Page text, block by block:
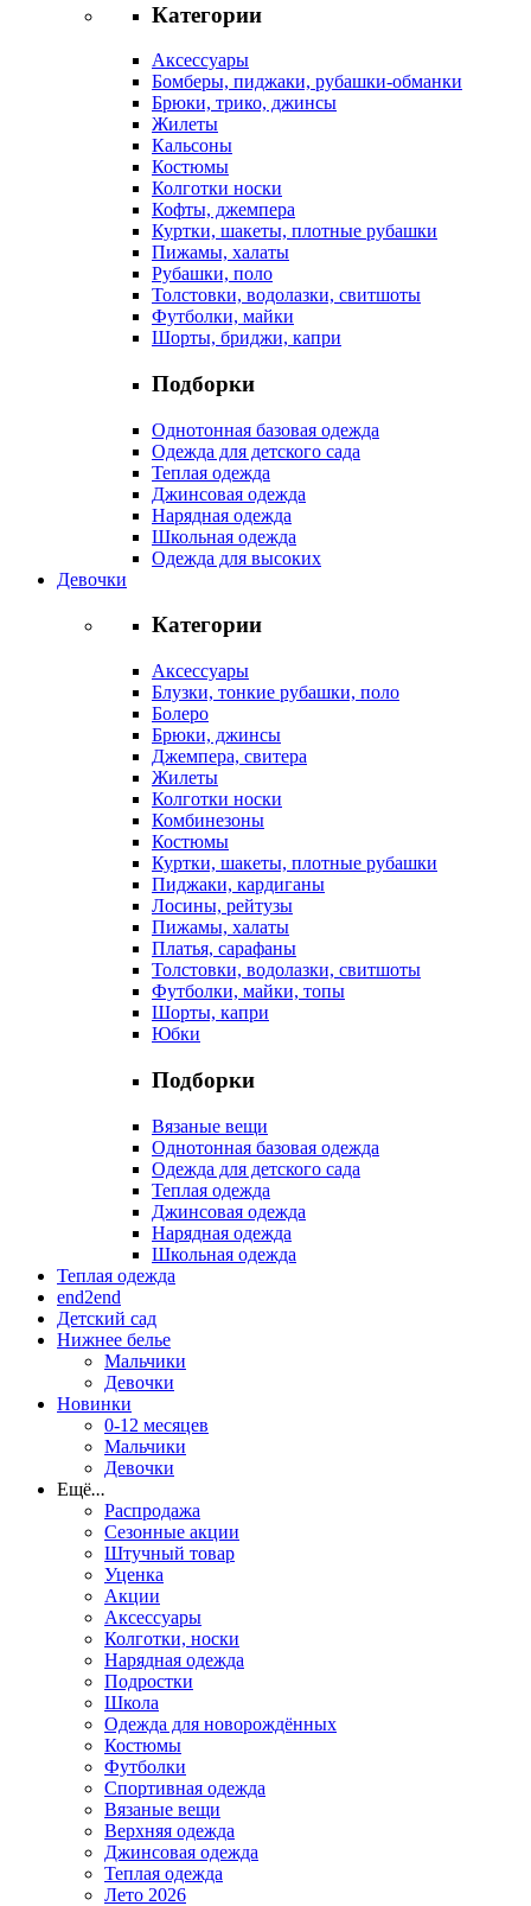
Категории
Аксессуары
Бомберы, пиджаки, рубашки-обманки
Брюки, трико, джинсы
Жилеты
Кальсоны
Костюмы
Колготки носки
Кофты, джемпера
Куртки, шакеты, плотные рубашки
Пижамы, халаты
Рубашки, поло
Толстовки, водолазки, свитшоты
Футболки, майки
Шорты, бриджи, капри
Подборки
Однотонная базовая одежда
Одежда для детского сада
Теплая одежда
Джинсовая одежда
Нарядная одежда
Школьная одежда
Одежда для высоких
Девочки
Категории
Аксессуары
Блузки, тонкие рубашки, поло
Болеро
Брюки, джинсы
Джемпера, свитера
Жилеты
Колготки носки
Комбинезоны
Костюмы
Куртки, шакеты, плотные рубашки
Пиджаки, кардиганы
Лосины, рейтузы
Пижамы, халаты
Платья, сарафаны
Толстовки, водолазки, свитшоты
Футболки, майки, топы
Шорты, капри
Юбки
Подборки
Вязаные вещи
Однотонная базовая одежда
Одежда для детского сада
Теплая одежда
Джинсовая одежда
Нарядная одежда
Школьная одежда
Теплая одежда
end2end
Детский сад
Нижнее белье
Мальчики
Девочки
Новинки
0-12 месяцев
Мальчики
Девочки
Ещё...
Распродажа
Сезонные акции
Штучный товар
Уценка
Акции
Аксессуары
Колготки, носки
Нарядная одежда
Подростки
Школа
Одежда для новорождённых
Костюмы
Футболки
Спортивная одежда
Вязаные вещи
Верхняя одежда
Джинсовая одежда
Теплая одежда
Лето 2026